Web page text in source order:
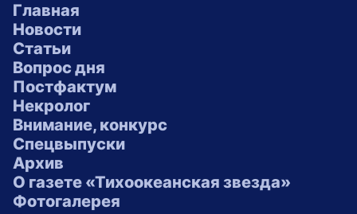
Главная
Новости
Статьи
Вопрос дня
Постфактум
Некролог
Внимание, конкурс
Спецвыпуски
Архив
О газете «Тихоокеанская звезда»
Фотогалерея